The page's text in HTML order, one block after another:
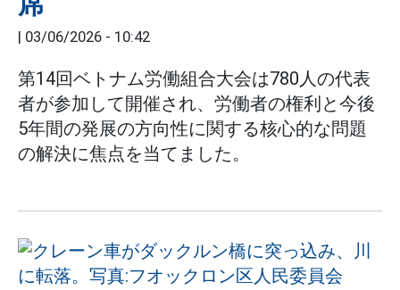
| 03/06/2026 - 10:42
第14回ベトナム労働組合大会は780人の代表
者が参加して開催され、労働者の権利と今後
5年間の発展の方向性に関する核心的な問題
の解決に焦点を当てました。